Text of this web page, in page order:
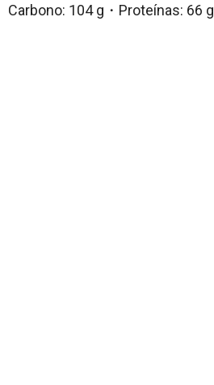
Carbono: 104 g・Proteínas: 66 g